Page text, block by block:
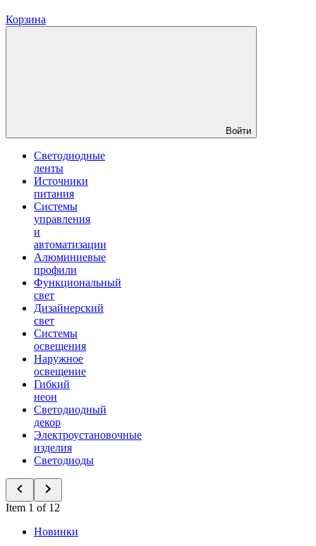
Корзина
Войти
Светодиодные
ленты
Источники
питания
Системы
управления
и
автоматизации
Алюминиевые
профили
Функциональный
свет
Дизайнерский
свет
Системы
освещения
Наружное
освещение
Гибкий
неон
Светодиодный
декор
Электроустановочные
изделия
Светодиоды
Item 1 of 12
Новинки